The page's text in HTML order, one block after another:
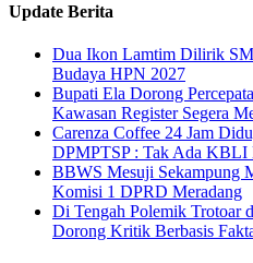
Update Berita
Dua Ikon Lamtim Dilirik
Budaya HPN 2027
Bupati Ela Dorong
Kawasan Register Segera
Carenza Coffee 24 Jam
DPMPTSP : Tak Ada KBLI
BBWS Mesuji Sekampung
Komisi 1 DPRD Meradang
Di Tengah Polemik Trotoar
Dorong Kritik Berbasis